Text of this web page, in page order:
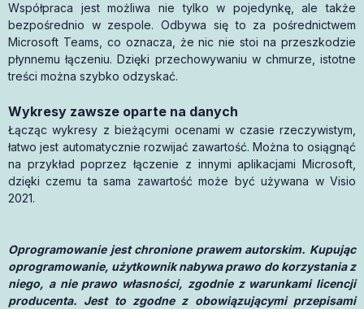
Współpraca jest możliwa nie tylko w pojedynkę, ale także
bezpośrednio w zespole. Odbywa się to za pośrednictwem
Microsoft Teams, co oznacza, że nic nie stoi na przeszkodzie
płynnemu łączeniu. Dzięki przechowywaniu w chmurze, istotne
treści można szybko odzyskać.
Wykresy zawsze oparte na danych
Łącząc wykresy z bieżącymi ocenami w czasie rzeczywistym,
łatwo jest automatycznie rozwijać zawartość. Można to osiągnąć
na przykład poprzez łączenie z innymi aplikacjami Microsoft,
dzięki czemu ta sama zawartość może być używana w Visio
2021.
Oprogramowanie jest chronione prawem autorskim. Kupując
oprogramowanie, użytkownik nabywa prawo do korzystania z
niego, a nie prawo własności, zgodnie z warunkami licencji
producenta. Jest to zgodne z obowiązującymi przepisami